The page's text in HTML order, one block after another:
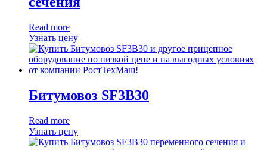
Read more
Узнать цену
Битумовоз SF3B30
Read more
Узнать цену